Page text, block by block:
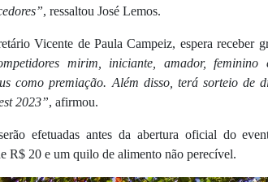
, ressaltou José Lemos.
Vicente de Paula Campeiz, espera receber
mirim, iniciante, amador,
como premiação. Além disso, terá sorteio de
2023”, afirmou.
efetuadas antes da abertura oficial do
R$ 20 e um quilo de alimento não perecível.